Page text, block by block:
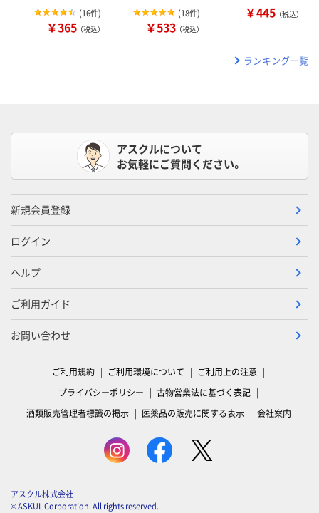
(16件)
￥365 （税込）
(18件)
￥533 （税込）
￥445 （税込）
ランキング一覧
アスクルについて
お気軽にご質問ください。
新規会員登録
ログイン
ヘルプ
ご利用ガイド
お問い合わせ
ご利用規約 ご利用環境について
ご利用上の注意
プライバシーポリシー
古物営業法に基づく表記
酒類販売管理者標識の掲示
医薬品の販売に関する表示 会社案内
アスクル株式会社
© ASKUL Corporation. All rights reserved.